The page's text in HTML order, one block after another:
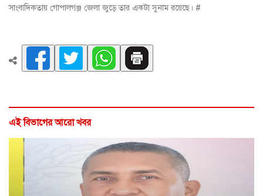
সাংবাদিকতায় গোপালগঞ্জ জেলা জুড়ে তার একটা সুনাম রয়েছে। #
এই বিভাগের আরো খবর